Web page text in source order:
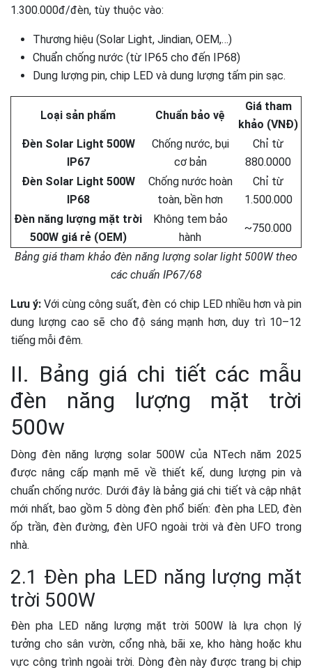
1.300.000đ/đèn, tùy thuộc vào:
Thương hiệu (Solar Light, Jindian, OEM,…)
Chuẩn chống nước (từ IP65 cho đến IP68)
Dung lượng pin, chip LED và dung lượng tấm pin sạc.
Loại sản phẩm Chuẩn bảo vệ
Giá tham
khảo (VNĐ)
Đèn Solar Light 500W
IP67
Chống nước, bụi
cơ bản
Chỉ từ
880.0000
Đèn Solar Light 500W
IP68
Chống nước hoàn
toàn, bền hơn
Chỉ từ
1.500.000
Đèn năng lượng mặt trời
500W giá rẻ (OEM)
Không tem bảo
hành
~750.000
Bảng giá tham khảo đèn năng lượng solar light 500W theo
các chuẩn IP67/68
Lưu ý: Với cùng công suất, đèn có chip LED nhiều hơn và pin
dung lượng cao sẽ cho độ sáng mạnh hơn, duy trì 10–12
tiếng mỗi đêm.
II. Bảng giá chi tiết các mẫu
đèn năng lượng mặt trời
500w
Dòng đèn năng lượng solar 500W của NTech năm 2025
được nâng cấp mạnh mẽ về thiết kế, dung lượng pin và
chuẩn chống nước. Dưới đây là bảng giá chi tiết và cập nhật
mới nhất, bao gồm 5 dòng đèn phổ biến: đèn pha LED, đèn
ốp trần, đèn đường, đèn UFO ngoài trời và đèn UFO trong
nhà.
2.1 Đèn pha LED năng lượng mặt
trời 500W
Đèn pha LED năng lượng mặt trời 500W là lựa chọn lý
tưởng cho sân vườn, cổng nhà, bãi xe, kho hàng hoặc khu
vực công trình ngoài trời. Dòng đèn này được trang bị chip